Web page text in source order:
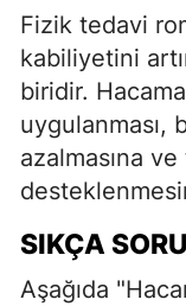
Fizik tedavi
kabiliyetini
biridir.
uygulanması,
azalmasına
SIKÇA
Aşağıda